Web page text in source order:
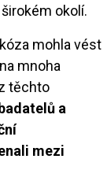
okolí.
mohla vést
mnoha
těchto
a
mezi